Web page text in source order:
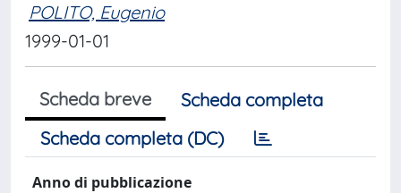
POLITO, Eugenio
1999-01-01
Scheda breve
Scheda completa
Scheda completa (DC)
Anno di pubblicazione